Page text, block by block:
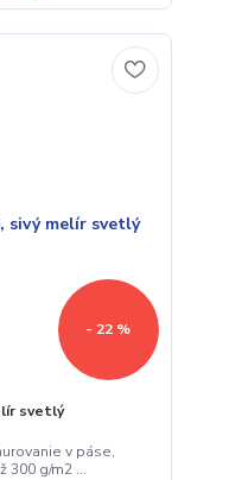
- 22 %
svetlý
v páse,
300 g/m2 ...